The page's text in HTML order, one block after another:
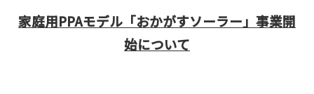
家庭用PPAモデル「おかがすソーラー」事業開
始について